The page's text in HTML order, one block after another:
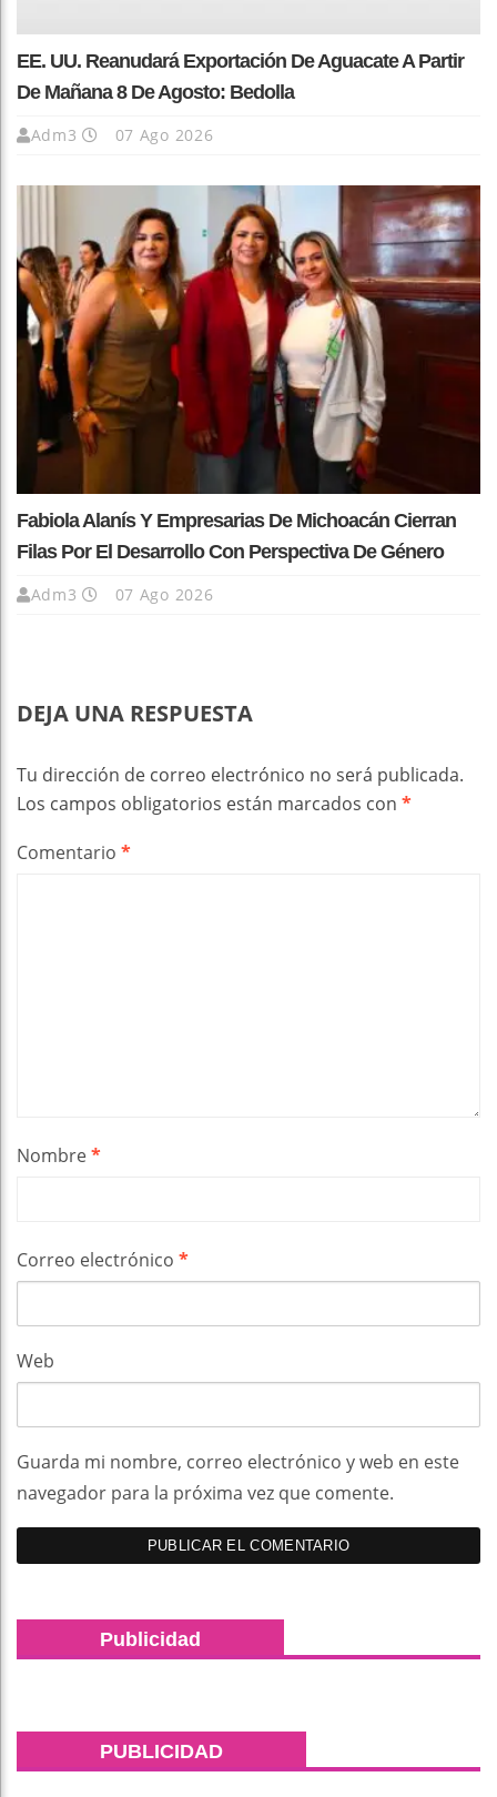
EE. UU. Reanudará Exportación De Aguacate A Partir
De Mañana 8 De Agosto: Bedolla
Adm3 07 Ago 2026
Fabiola Alanís Y Empresarias De Michoacán Cierran
Filas Por El Desarrollo Con Perspectiva De Género
Adm3 07 Ago 2026
DEJA UNA RESPUESTA
Tu dirección de correo electrónico no será publicada.
Los campos obligatorios están marcados con *
Comentario *
Nombre*
Correo electrónico *
Web
Guarda mi nombre, correo electrónico y web en este
navegador para la próxima vez que comente.
Publicidad
PUBLICIDAD